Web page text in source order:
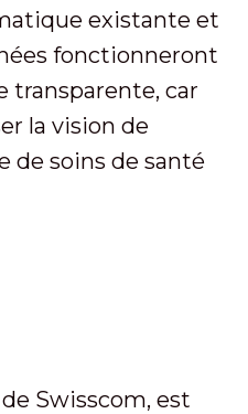
existante et
fonctionneront
transparente, car
la vision de
de soins de santé
Swisscom, est